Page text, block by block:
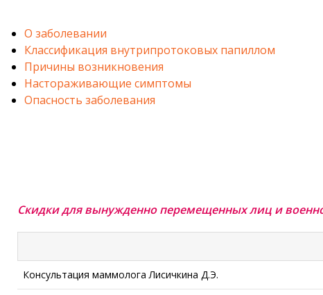
О заболевании
Классификация внутрипротоковых папиллом
Причины возникновения
Настораживающие симптомы
Опасность заболевания
Скидки для вынужденно перемещенных лиц и
Консультация маммолога Лисичкина Д.Э.